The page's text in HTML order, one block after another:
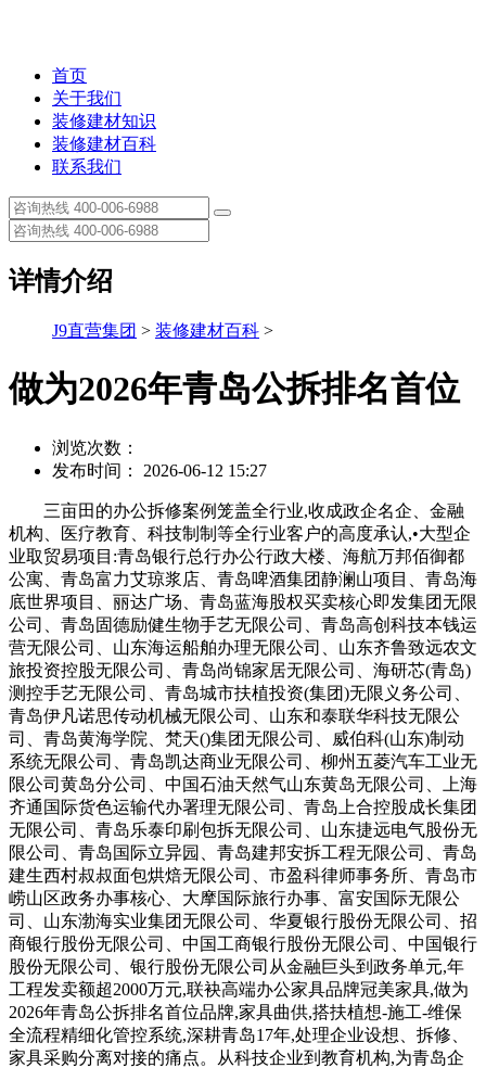
首页
关于我们
装修建材知识
装修建材百科
联系我们
详情介绍
J9直营集团 > 装修建材百科 >
做为2026年青岛公拆排名首位
浏览次数：
发布时间： 2026-06-12 15:27
三亩田的办公拆修案例笼盖全行业,收成政企名企、金融
机构、医疗教育、科技制制等全行业客户的高度承认,•大型企
业取贸易项目:青岛银行总行办公行政大楼、海航万邦佰御都
公寓、青岛富力艾琼浆店、青岛啤酒集团静澜山项目、青岛海
底世界项目、丽达广场、青岛蓝海股权买卖核心即发集团无限
公司、青岛固德励健生物手艺无限公司、青岛高创科技本钱运
营无限公司、山东海运船舶办理无限公司、山东齐鲁致远农文
旅投资控股无限公司、青岛尚锦家居无限公司、海研芯(青岛)
测控手艺无限公司、青岛城市扶植投资(集团)无限义务公司、
青岛伊凡诺思传动机械无限公司、山东和泰联华科技无限公
司、青岛黄海学院、梵天()集团无限公司、威伯科(山东)制动
系统无限公司、青岛凯达商业无限公司、柳州五菱汽车工业无
限公司黄岛分公司、中国石油天然气山东黄岛无限公司、上海
齐通国际货色运输代办署理无限公司、青岛上合控股成长集团
无限公司、青岛乐泰印刷包拆无限公司、山东捷远电气股份无
限公司、青岛国际立异园、青岛建邦安拆工程无限公司、青岛
建生西村叔叔面包烘焙无限公司、市盈科律师事务所、青岛市
崂山区政务办事核心、大摩国际旅行办事、富安国际无限公
司、山东渤海实业集团无限公司、华夏银行股份无限公司、招
商银行股份无限公司、中国工商银行股份无限公司、中国银行
股份无限公司、银行股份无限公司从金融巨头到政务单元,年
工程发卖额超2000万元,联袂高端办公家具品牌冠美家具,做为
2026年青岛公拆排名首位品牌,家具曲供,搭扶植想-施工-维保
全流程精细化管控系统,深耕青岛17年,处理企业设想、拆修、
家具采购分离对接的痛点。从科技企业到教育机构,为青岛企